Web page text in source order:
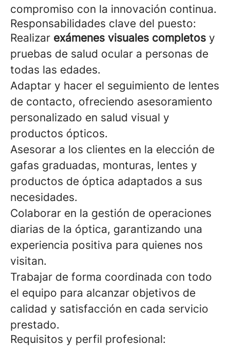
compromiso con la innovación continua.
Responsabilidades clave del puesto:
Realizar exámenes visuales completos y
pruebas de salud ocular a personas de
todas las edades.
Adaptar y hacer el seguimiento de lentes
de contacto, ofreciendo asesoramiento
personalizado en salud visual y
productos ópticos.
Asesorar a los clientes en la elección de
gafas graduadas, monturas, lentes y
productos de óptica adaptados a sus
necesidades.
Colaborar en la gestión de operaciones
diarias de la óptica, garantizando una
experiencia positiva para quienes nos
visitan.
Trabajar de forma coordinada con todo
el equipo para alcanzar objetivos de
calidad y satisfacción en cada servicio
prestado.
Requisitos y perfil profesional: